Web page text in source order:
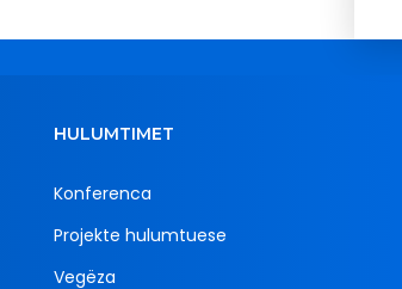
HULUMTIMET
Konferenca
Projekte hulumtuese
Vegëza